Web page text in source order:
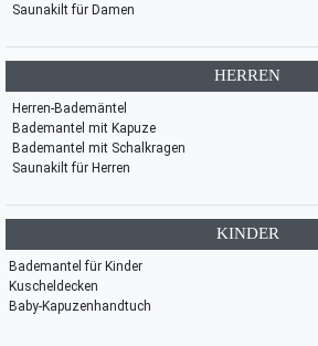
Saunakilt für Damen
HERREN
Herren-Bademäntel
Bademantel mit Kapuze
Bademantel mit Schalkragen
Saunakilt für Herren
KINDER
Bademantel für Kinder
Kuscheldecken
Baby-Kapuzenhandtuch